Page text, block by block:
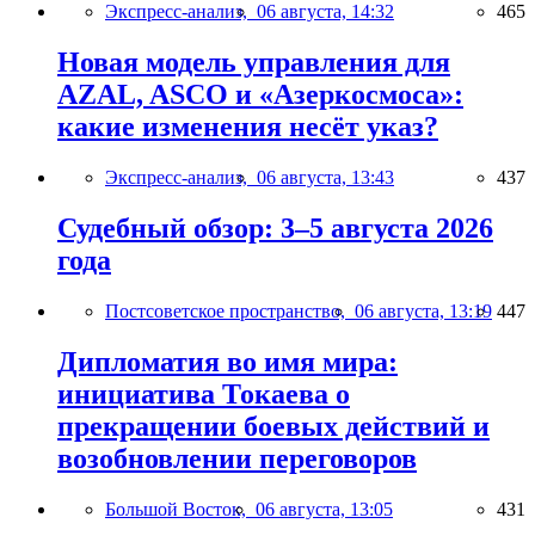
Экспресс-анализ, 06 августа, 14:32 465
Новая модель управления для
AZAL, ASCO и «Азеркосмоса»:
какие изменения несёт указ?
Экспресс-анализ, 06 августа, 13:43 437
Судебный обзор: 3–5 августа 2026
года
Постсоветское пространство, 06 августа, 13:19 447
Дипломатия во имя мира:
инициатива Токаева о
прекращении боевых действий и
возобновлении переговоров
Большой Восток, 06 августа, 13:05 431